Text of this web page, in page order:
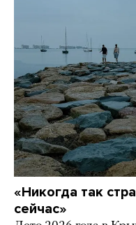
«Никогда так
сейчас»